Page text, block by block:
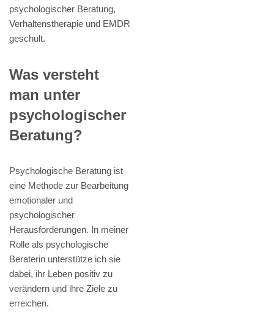
psychologischer Beratung,
Verhaltenstherapie und EMDR
geschult.
Was versteht
man unter
psychologischer
Beratung?
Psychologische Beratung ist
eine Methode zur Bearbeitung
emotionaler und
psychologischer
Herausforderungen. In meiner
Rolle als psychologische
Beraterin unterstütze ich sie
dabei, ihr Leben positiv zu
verändern und ihre Ziele zu
erreichen.